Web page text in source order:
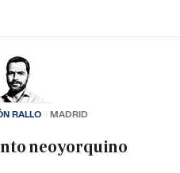
neoyorquino
RALLO MADRID